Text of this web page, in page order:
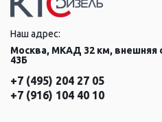
Наш адрес:
Москва, МКАД 32 км, внешняя
43Б
+7 (495) 204 27 05
+7 (916) 104 40 10